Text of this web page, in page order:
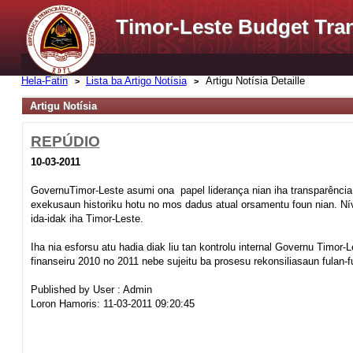
Timor-Leste Budget
Hela-Fatin Lista ba Artigo Notísia Artigu Notísia Detaille
Artigu Notísia
REPÚDIO
10-03-2011
GovernuTimor-Leste asumi ona papel liderança nian iha
exekusaun historiku hotu no mos dadus atual orsamentu foun nian.
ida-idak iha Timor-Leste.
Iha nia esforsu atu hadia diak liu tan kontrolu internal Governu
finanseiru 2010 no 2011 nebe sujeitu ba prosesu rekonsiliasaun fulan-
Published by User : Admin
Loron Hamoris: 11-03-2011 09:20:45